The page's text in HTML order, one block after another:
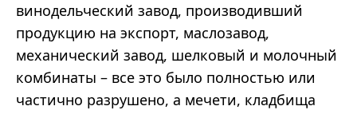
винодельческий завод, производивший
продукцию на экспорт, маслозавод,
механический завод, шелковый и молочный
комбинаты – все это было полностью или
частично разрушено, а мечети, кладбища